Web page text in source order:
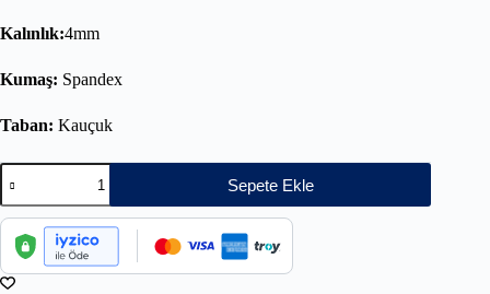
Kalınlık:4mm
Kumaş: Spandex
Taban: Kauçuk
Sepete Ekle